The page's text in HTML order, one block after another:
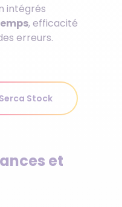
intégrés
, efficacité
erreurs.
Stock
et